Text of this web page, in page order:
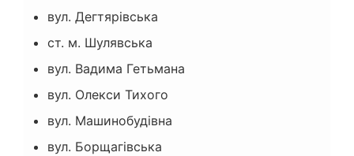
вул. Дегтярівська
ст. м. Шулявська
вул. Вадима Гетьмана
вул. Олекси Тихого
вул. Машинобудівна
вул. Борщагівська